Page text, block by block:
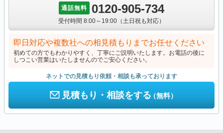
通話無料 0120-905-734
受付時間 8:00～19:00（土日祝も対応）
即日対応や複数社への相見積もりまでお任せください
初めての方でもわかりやすく、丁寧にご説明いたします。お電話の後に
しつこい営業はいたしませんのでご安心ください。
ネットでの見積もり依頼・相談も承っております
見積もり・相談をする（無料）